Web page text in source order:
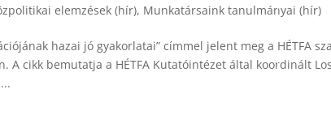
elemzések (hír), Munkatársaink tanulmányai (hír)
hazai jó gyakorlatai” címmel jelent meg a HÉTFA
A cikk bemutatja a HÉTFA Kutatóintézet által koordinált